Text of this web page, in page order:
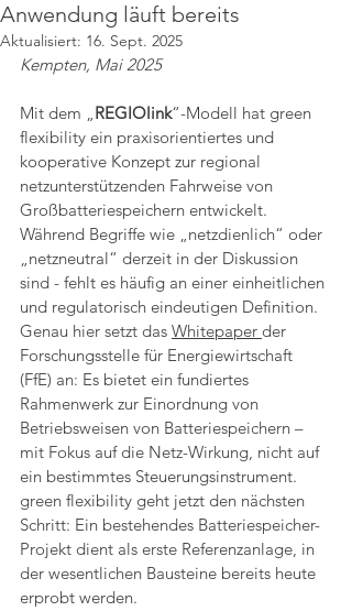
Anwendung läuft bereits
Aktualisiert: 16. Sept. 2025
Kempten, Mai 2025
Mit dem „REGIOlink“-Modell hat green
flexibility ein praxisorientiertes und
kooperative Konzept zur regional
netzunterstützenden Fahrweise von
Großbatteriespeichern entwickelt.
Während Begriffe wie „netzdienlich“ oder
„netzneutral“ derzeit in der Diskussion
sind - fehlt es häufig an einer einheitlichen
und regulatorisch eindeutigen Definition.
Genau hier setzt das Whitepaper der
Forschungsstelle für Energiewirtschaft
(FfE) an: Es bietet ein fundiertes
Rahmenwerk zur Einordnung von
Betriebsweisen von Batteriespeichern –
mit Fokus auf die Netz-Wirkung, nicht auf
ein bestimmtes Steuerungsinstrument.
green flexibility geht jetzt den nächsten
Schritt: Ein bestehendes Batteriespeicher-
Projekt dient als erste Referenzanlage, in
der wesentlichen Bausteine bereits heute
erprobt werden.